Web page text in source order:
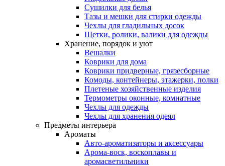
Сушилки для белья
Тазы и мешки для стирки одежды
Чехлы для гладильных досок
Щетки, ролики, валики для одежды
Хранение, порядок и уют
Вешалки
Коврики для дома
Коврики придверные, грязесборные
Комоды, контейнеры, этажерки, полки
Плетеные хозяйственные изделия
Термометры оконные, комнатные
Чехлы для одежды
Чехлы для хранения одеял
Предметы интерьера
Ароматы
Авто-ароматизаторы и аксессуары
Арома-воск, воскоплавы и
аромасветильники